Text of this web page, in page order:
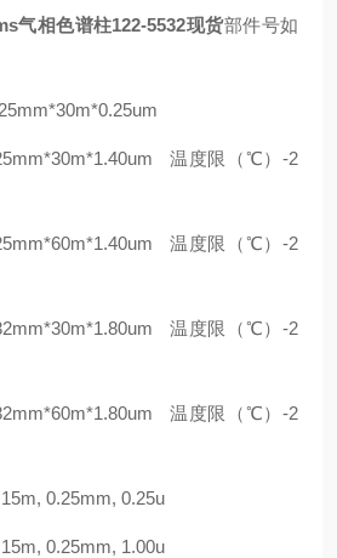
气相色谱柱122-5532现货部件号如
温度限（℃）-2
温度限（℃）-2
温度限（℃）-2
温度限（℃）-2
0.25mm, 0.25u
0.25mm, 1.00u